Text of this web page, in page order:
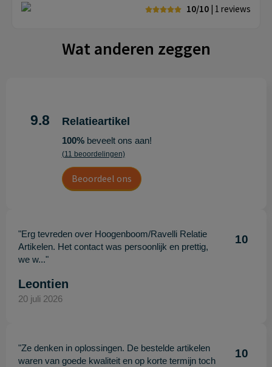
10/10 | 1 reviews
Wat anderen zeggen
9.8 Relatieartikel
100%beveelt ons aan!
(11 beoordelingen)
Beoordeel ons
"Erg tevreden over Hoogenboom/Ravelli Relatie
Artikelen. Het contact was persoonlijk en prettig,
we w..."
10
Leontien
20 juli 2026
"Ze denken in oplossingen. De bestelde artikelen
waren van goede kwaliteit en op korte termijn toch
10